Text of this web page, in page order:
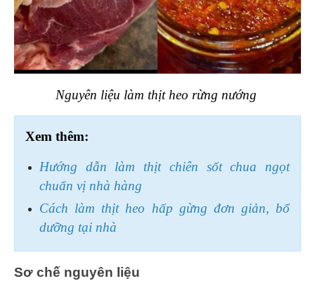
Nguyên liệu làm thịt heo rừng nướng
Xem thêm:
Hướng dẫn làm thịt chiên sốt chua ngọt
chuẩn vị nhà hàng
Cách làm thịt heo hấp gừng đơn giản, bổ
dưỡng tại nhà
Sơ chế nguyên liệu